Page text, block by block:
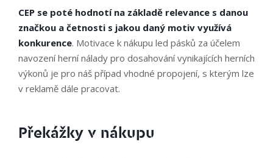
CEP se poté hodnotí na základě relevance s danou
značkou a četnosti s jakou daný motiv využívá
konkurence. Motivace k nákupu led pásků za účelem
navození herní nálady pro dosahování vynikajících herních
výkonů je pro náš případ vhodné propojení, s kterým lze
v reklamě dále pracovat.
Překážky v nákupu